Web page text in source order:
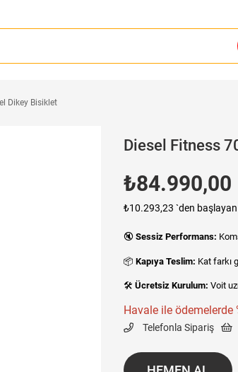
Dikey Bisiklet
Diesel Fitness
₺84.990,00
₺10.293,23 `den
🔇 Sessiz Performans:
📦 Kapıya Teslim: Kat farkı
🛠️ Ücretsiz Kurulum: Voit
Havale ile ödemelerde
Telefonla Sipariş